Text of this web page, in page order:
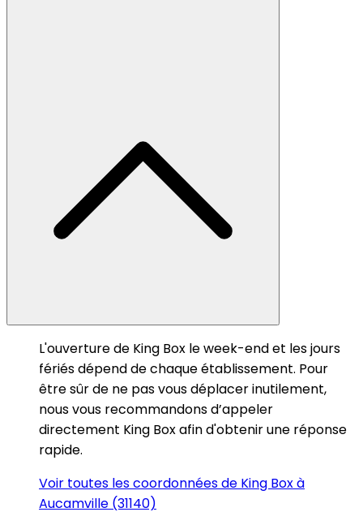
L'ouverture de King Box le week-end et les jours
fériés dépend de chaque établissement. Pour
être sûr de ne pas vous déplacer inutilement,
nous vous recommandons d’appeler
directement King Box afin d'obtenir une réponse
rapide.
Voir toutes les coordonnées de King Box à
Aucamville (31140)